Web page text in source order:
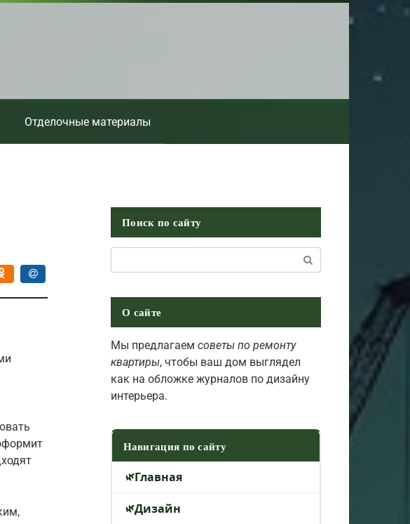
Отделочные материалы
Поиск по сайту
О сайте
Мы предлагаем советы по ремонту
квартиры, чтобы ваш дом выглядел
как на обложке журналов по дизайну
интерьера.
Навигация по сайту
Главная
Дизайн